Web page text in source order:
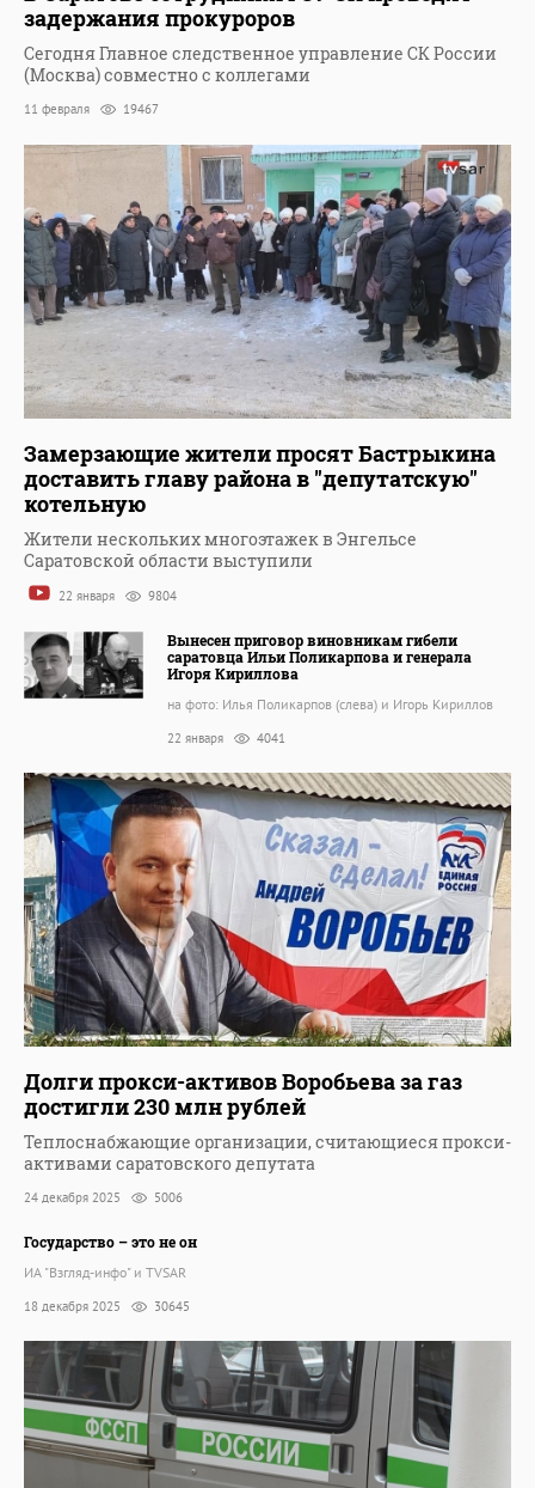
задержания прокуроров
Сегодня Главное следственное управление СК России
(Москва) совместно с коллегами
11 февраля 19467
Замерзающие жители просят Бастрыкина
доставить главу района в "депутатскую"
котельную
Жители нескольких многоэтажек в Энгельсе
Саратовской области выступили
22 января 9804
Вынесен приговор виновникам гибели
саратовца Ильи Поликарпова и генерала
Игоря Кириллова
на фото: Илья Поликарпов (слева) и Игорь Кириллов
22 января 4041
Долги прокси-активов Воробьева за газ
достигли 230 млн рублей
Теплоснабжающие организации, считающиеся прокси-
активами саратовского депутата
24 декабря 2025 5006
Государство – это не он
ИА "Взгляд-инфо" и TVSAR
18 декабря 2025 30645